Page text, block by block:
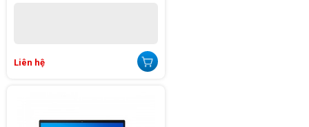
Liên hệ